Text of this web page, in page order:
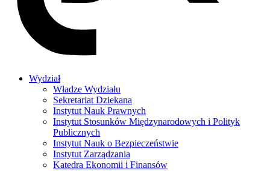
Wydział
Władze Wydziału
Sekretariat Dziekana
Instytut Nauk Prawnych
Instytut Stosunków Międzynarodowych i Polityk
Publicznych
Instytut Nauk o Bezpieczeństwie
Instytut Zarządzania
Katedra Ekonomii i Finansów